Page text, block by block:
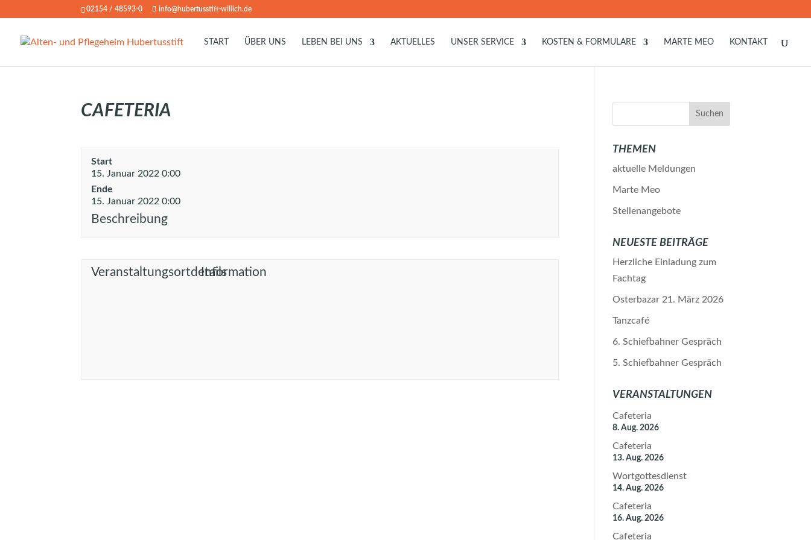
02154 / 48593-0 info@hubertusstift-willich.de
START ÜBER UNS LEBEN BEI UNS AKTUELLES UNSER SERVICE KOSTEN & FORMULARE MARTE MEO KONTAKT
CAFETERIA
Start
15. Januar 2022 0:00
Ende
15. Januar 2022 0:00
Beschreibung
VeranstaltungsortdetailsInformation
THEMEN
aktuelle Meldungen
Marte Meo
Stellenangebote
NEUESTE BEITRÄGE
Herzliche Einladung zum
Fachtag
Osterbazar 21. März 2026
Tanzcafé
6. Schiefbahner Gespräch
5. Schiefbahner Gespräch
VERANSTALTUNGEN
Cafeteria
8. Aug. 2026
Cafeteria
13. Aug. 2026
Wortgottesdienst
14. Aug. 2026
Cafeteria
16. Aug. 2026
Cafeteria